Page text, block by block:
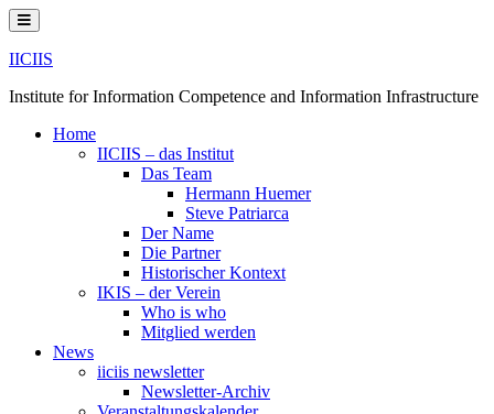
Skip
to
content
IICIIS
Institute for Information Competence and Information Infrastructure
Home
IICIIS – das Institut
Das Team
Hermann Huemer
Steve Patriarca
Der Name
Die Partner
Historischer Kontext
IKIS – der Verein
Who is who
Mitglied werden
News
iiciis newsletter
Newsletter-Archiv